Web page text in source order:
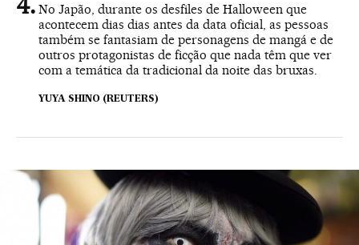
No Japão, durante os desfiles de Halloween que
acontecem dias dias antes da data oficial, as pessoas
também se fantasiam de personagens de mangá e de
outros protagonistas de ficção que nada têm que ver
com a temática da tradicional da noite das bruxas.
YUYA SHINO (REUTERS)